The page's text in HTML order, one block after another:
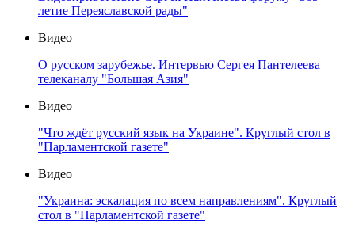
летие Переяславской рады"
Видео
О русском зарубежье. Интервью Сергея Пантелеева
телеканалу "Большая Азия"
Видео
"Что ждёт русский язык на Украине". Круглый стол в
"Парламентской газете"
Видео
"Украина: эскалация по всем направлениям". Круглый
стол в "Парламентской газете"